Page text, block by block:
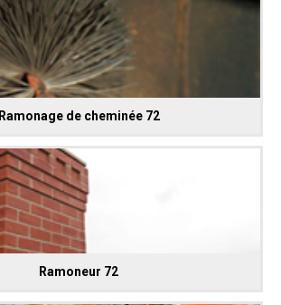
Ramonage de cheminée 72
Ramoneur 72